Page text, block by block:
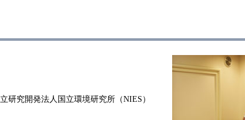
研究開発法人国立環境研究所（NIES ）